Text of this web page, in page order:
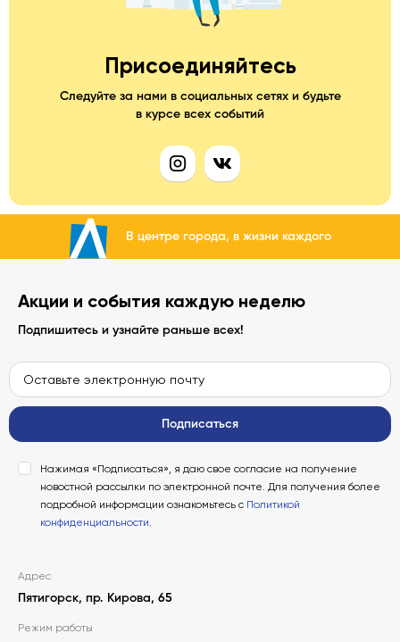
Присоединяйтесь
Следуйте за нами в социальных сетях и будьте
в курсе всех событий
В центре города, в жизни каждого
Акции и события каждую неделю
Подпишитесь и узнайте раньше всех!
Подписаться
Нажимая «Подписаться», я даю свое согласие на получение
новостной рассылки по электронной почте. Для получения более
подробной информации ознакомьтесь с Политикой
конфиденциальности.
Адрес
Пятигорск, пр. Кирова, 65
Режим работы